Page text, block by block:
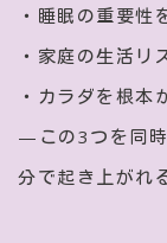
・睡眠の重要性
・家庭の生活リ
・カラダを根本
—この3つを同時
分で起き上がれ